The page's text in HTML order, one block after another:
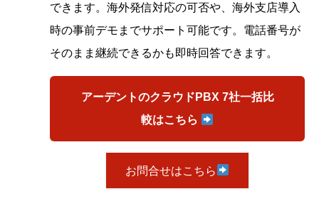
できます。海外発信対応の可否や、海外支店導入
時の事前デモまでサポート可能です。電話番号が
そのまま継続できるかも即時回答できます。
アーデントのクラウドPBX 7社一括比
較はこちら
お問合せはこちら